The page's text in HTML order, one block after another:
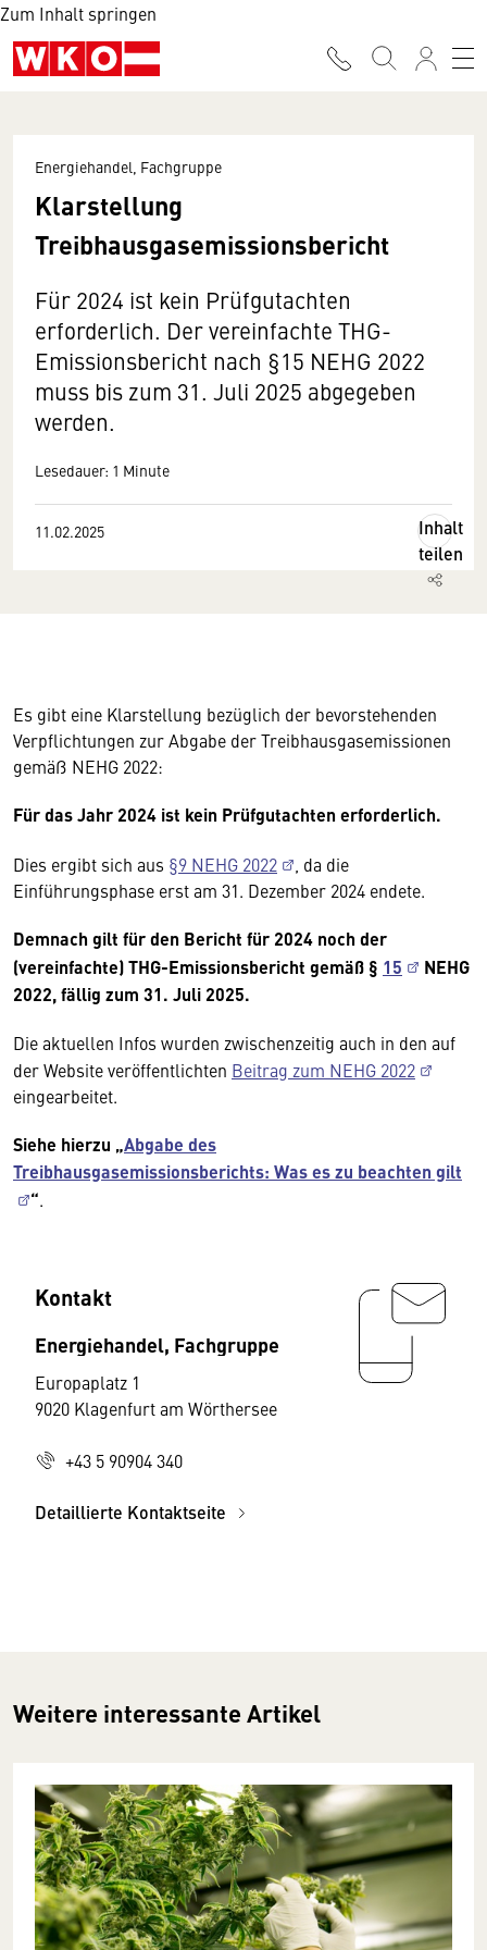
Zum Inhalt springen
Energiehandel, Fachgruppe
Klarstellung
Treibhausgasemissionsbericht
Für 2024 ist kein Prüfgutachten
erforderlich. Der vereinfachte THG-
Emissionsbericht nach §15 NEHG 2022
muss bis zum 31. Juli 2025 abgegeben
werden.
Lesedauer: 1 Minute
11.02.2025
Inhalt
teilen
Es gibt eine Klarstellung bezüglich der bevorstehenden
Verpflichtungen zur Abgabe der Treibhausgasemissionen
gemäß NEHG 2022:
Für das Jahr 2024 ist kein Prüfgutachten erforderlich.
Dies ergibt sich aus §9 NEHG 2022
, da die
Einführungsphase erst am 31. Dezember 2024 endete.
Demnach gilt für den Bericht für 2024 noch der
(vereinfachte) THG-Emissionsbericht gemäß § 15
NEHG
2022, fällig zum 31. Juli 2025.
Die aktuellen Infos wurden zwischenzeitig auch in den auf
der Website veröffentlichten Beitrag zum NEHG 2022
eingearbeitet.
Siehe hierzu „Abgabe des
Treibhausgasemissionsberichts: Was es zu beachten gilt
“.
Kontakt
Energiehandel, Fachgruppe
Europaplatz 1
9020 Klagenfurt am Wörthersee
+43 5 90904 340
Detaillierte Kontaktseite
Weitere interessante Artikel